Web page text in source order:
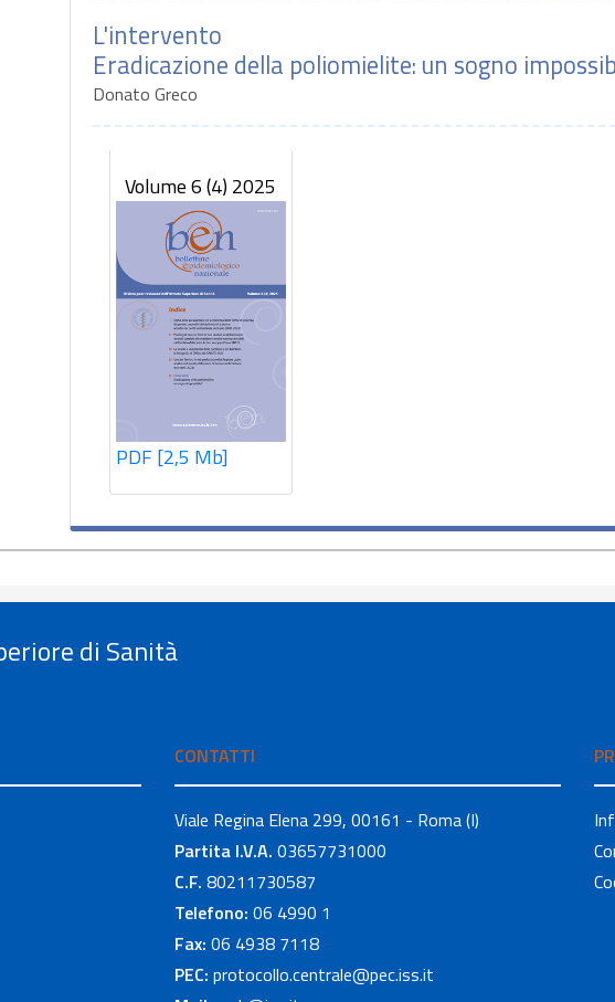
L'intervento
Eradicazione della poliomielite: un sogno
Donato Greco
Volume 6 (4) 2025
PDF [2,5 Mb]
di Sanità
CONTATTI
Viale Regina Elena 299, 00161 - Roma (I)
Partita I.V.A. 03657731000
C.F. 80211730587
Telefono: 06 4990 1
Fax: 06 4938 7118
PEC: protocollo.centrale@pec.iss.it